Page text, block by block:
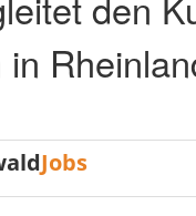
Jobs